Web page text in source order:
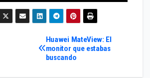
Huawei MateView: El
monitor que estabas
buscando